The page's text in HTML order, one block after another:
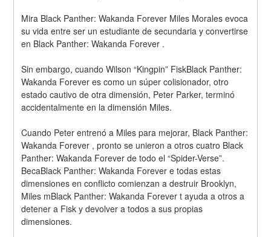
Mira Black Panther: Wakanda Forever Miles Morales evoca
su vida entre ser un estudiante de secundaria y convertirse
en Black Panther: Wakanda Forever .
Sin embargo, cuando Wilson “Kingpin” FiskBlack Panther:
Wakanda Forever es como un súper colisionador, otro
estado cautivo de otra dimensión, Peter Parker, terminó
accidentalmente en la dimensión Miles.
Cuando Peter entrenó a Miles para mejorar, Black Panther:
Wakanda Forever , pronto se unieron a otros cuatro Black
Panther: Wakanda Forever de todo el “Spider-Verse”.
BecaBlack Panther: Wakanda Forever e todas estas
dimensiones en conflicto comienzan a destruir Brooklyn,
Miles mBlack Panther: Wakanda Forever t ayuda a otros a
detener a Fisk y devolver a todos a sus propias
dimensiones.